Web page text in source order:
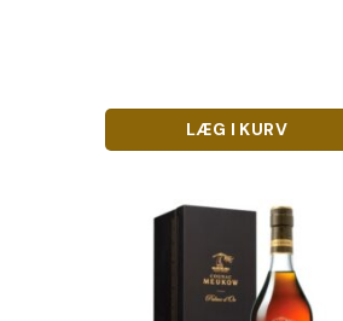
LÆG I KURV